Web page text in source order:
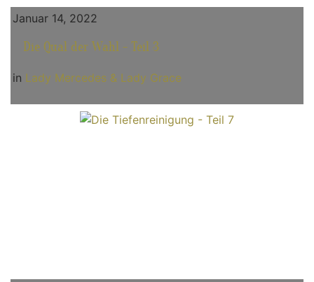
Januar 14, 2022
Die Qual der Wahl - Teil 3
in Lady Mercedes & Lady Grace